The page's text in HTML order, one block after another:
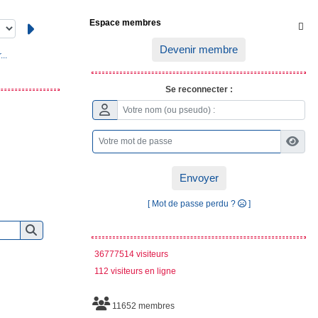

Espace membres
Devenir membre
Se reconnecter :
Envoyer
[ Mot de passe perdu ? ]
36777514 visiteurs
112 visiteurs en ligne
11652 membres